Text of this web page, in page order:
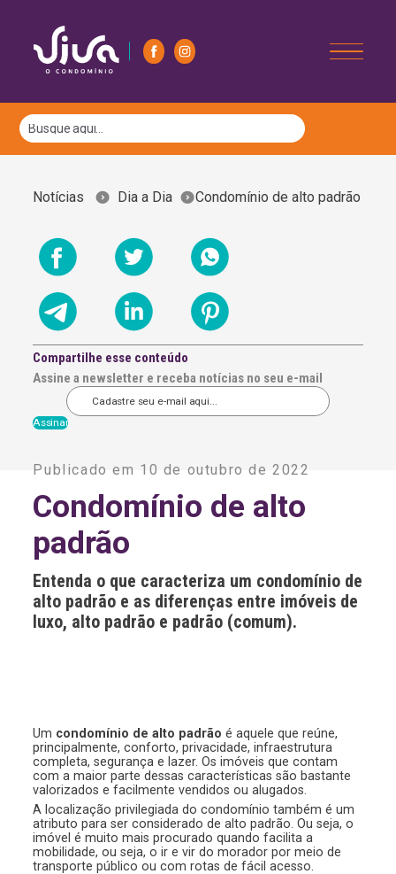
Notícias Dia a Dia Condomínio de alto padrão
Compartilhe esse conteúdo
Assine a newsletter e receba notícias no seu e-mail
t
r
n
i
v
e
:
Publicado em 10 de outubro de 2022
Condomínio de alto
padrão
Entenda o que caracteriza um condomínio de
alto padrão e as diferenças entre imóveis de
luxo, alto padrão e padrão (comum).
Um condomínio de alto padrão é aquele que reúne,
principalmente, conforto, privacidade, infraestrutura
completa, segurança e lazer. Os imóveis que contam
com a maior parte dessas características são bastante
valorizados e facilmente vendidos ou alugados.
A localização privilegiada do condomínio também é um
atributo para ser considerado de alto padrão. Ou seja, o
imóvel é muito mais procurado quando facilita a
mobilidade, ou seja, o ir e vir do morador por meio de
transporte público ou com rotas de fácil acesso.